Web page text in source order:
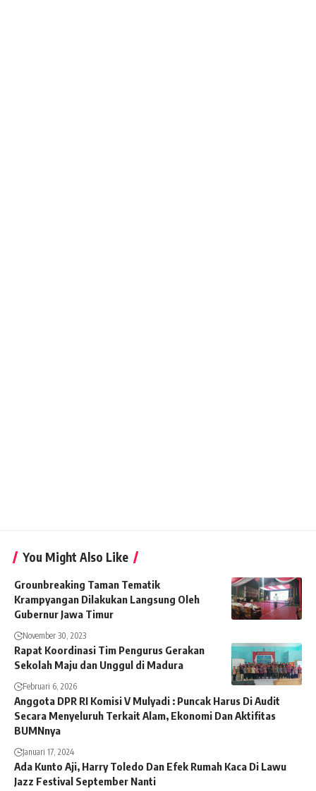
You Might Also Like
Grounbreaking Taman Tematik
Krampyangan Dilakukan Langsung Oleh
Gubernur Jawa Timur
November 30, 2023
Rapat Koordinasi Tim Pengurus Gerakan
Sekolah Maju dan Unggul di Madura
Februari 6, 2026
Anggota DPR RI Komisi V Mulyadi : Puncak Harus Di Audit
Secara Menyeluruh Terkait Alam, Ekonomi Dan Aktifitas
BUMNnya
Januari 17, 2024
Ada Kunto Aji, Harry Toledo Dan Efek Rumah Kaca Di Lawu
Jazz Festival September Nanti